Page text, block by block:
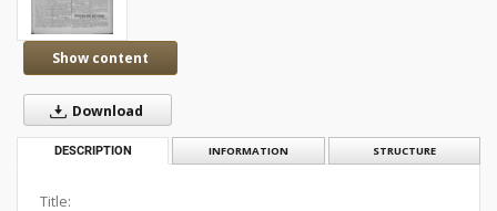
Show content
Download
DESCRIPTION INFORMATION STRUCTURE
Title: